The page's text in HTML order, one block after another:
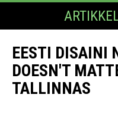
EESTI DISAINI
DOESN'T
TALLINNAS